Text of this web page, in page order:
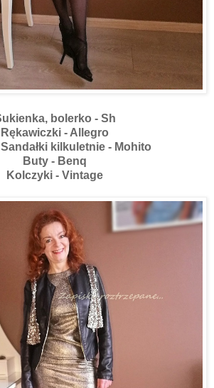
bolerko - Sh
Rękawiczki - Allegro
kilkuletnie - Mohito
Buty - Benq
Kolczyki - Vintage